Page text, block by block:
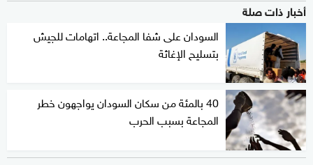
أخبار ذات صلة
السودان على شفا المجاعة.. اتهامات للجيش
بتسليح الإغاثة
40 بالمئة من سكان السودان يواجهون خطر
المجاعة بسبب الحرب